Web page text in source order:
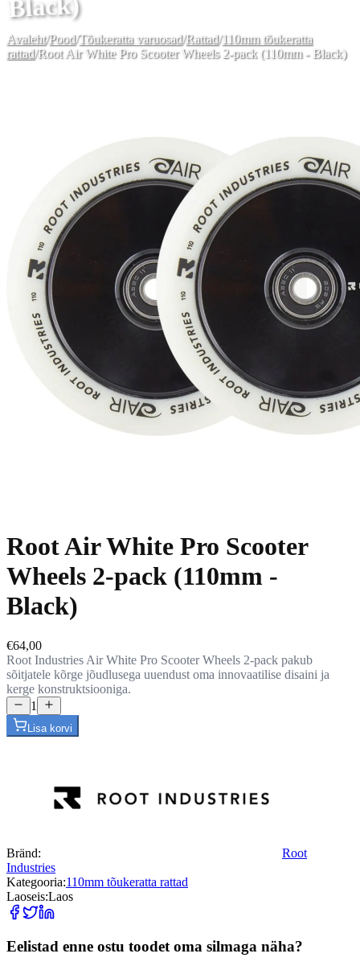
Black)
Avaleht/Pood/Tõukeratta varuosad/Rattad/110mm tõukeratta
rattad/Root Air White Pro Scooter Wheels 2-pack (110mm - Black)
Root Air White Pro Scooter
Wheels 2-pack (110mm -
Black)
€64,00
Root Industries Air White Pro Scooter Wheels 2-pack pakub
sõitjatele kõrge jõudlusega uuendust oma innovaatilise disaini ja
kerge konstruktsiooniga.
1
Lisa korvi
Bränd:
Root
Industries
Kategooria:110mm tõukeratta rattad
Laoseis:Laos
Eelistad enne ostu toodet oma silmaga näha?